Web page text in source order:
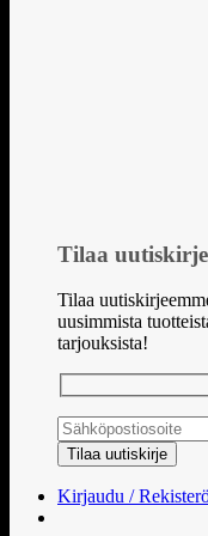
Tilaa uutiskirje
Tilaa
uusimmista
tarjouksista!
Kirjaudu /